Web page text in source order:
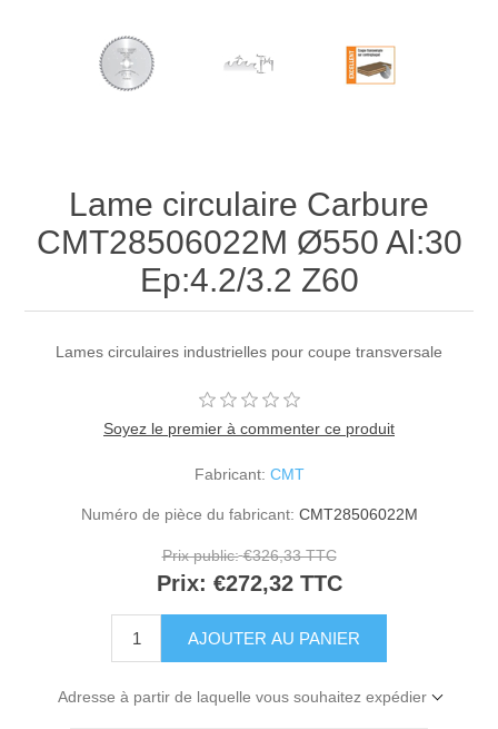
Lame circulaire Carbure
CMT28506022M Ø550 Al:30
Ep:4.2/3.2 Z60
Lames circulaires industrielles pour coupe transversale
Soyez le premier à commenter ce produit
Fabricant: CMT
Numéro de pièce du fabricant: CMT28506022M
Prix public: €326,33 TTC
Prix: €272,32 TTC
Adresse à partir de laquelle vous souhaitez expédier